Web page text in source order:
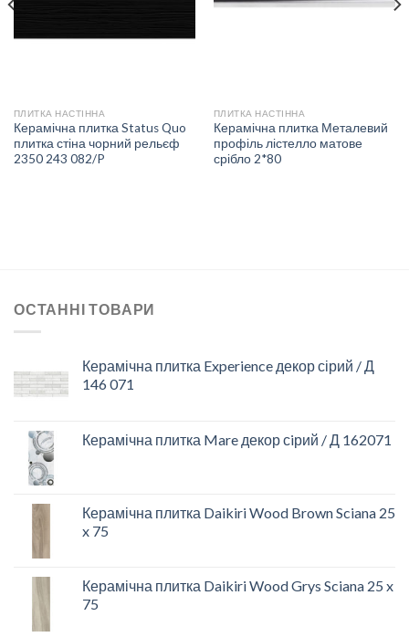
ПЛИТКА НАСТІННА
Керамічна плитка Status Quo
плитка стіна чорний рельєф
2350 243 082/P
БАЖАНЬ
ПЛИТКА НАСТІННА
Керамічна плитка Металевий
профіль лістелло матове
срібло 2*80
ОСТАННІ ТОВАРИ
Керамічна плитка Experience декор сірий / Д
146 071
Керамічна плитка Mare декор сiрий / Д 162071
Керамічна плитка Daikiri Wood Brown Sciana 25
x 75
Керамічна плитка Daikiri Wood Grys Sciana 25 x
75